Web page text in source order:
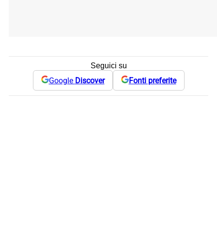
Seguici su
Google Discover Fonti preferite